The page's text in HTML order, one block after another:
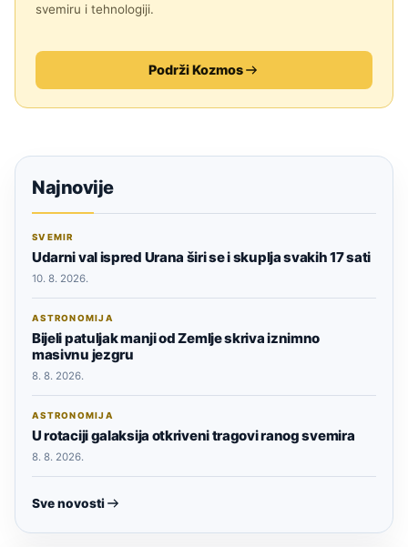
svemiru i tehnologiji.
Podrži Kozmos
Najnovije
SVEMIR
Udarni val ispred Urana širi se i skuplja svakih 17 sati
10. 8. 2026.
ASTRONOMIJA
Bijeli patuljak manji od Zemlje skriva iznimno
masivnu jezgru
8. 8. 2026.
ASTRONOMIJA
U rotaciji galaksija otkriveni tragovi ranog svemira
8. 8. 2026.
Sve novosti